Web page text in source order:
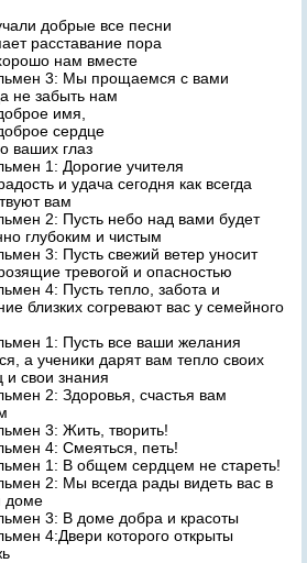
добрые все песни
расставание пора
нам вместе
3: Мы прощаемся с вами
не забыть нам
имя,
сердце
ваших глаз
1: Дорогие учителя
и удача сегодня как всегда
вам
2: Пусть небо над вами будет
глубоким и чистым
3: Пусть свежий ветер уносит
тревогой и опасностью
4: Пусть тепло, забота и
близких согревают вас у семейного
1: Пусть все ваши желания
а ученики дарят вам тепло своих
и свои знания
2: Здоровья, счастья вам
3: Жить, творить!
4: Смеяться, петь!
1: В общем сердцем не стареть!
2: Мы всегда рады видеть вас в
доме
3: В доме добра и красоты
4:Двери которого открыты